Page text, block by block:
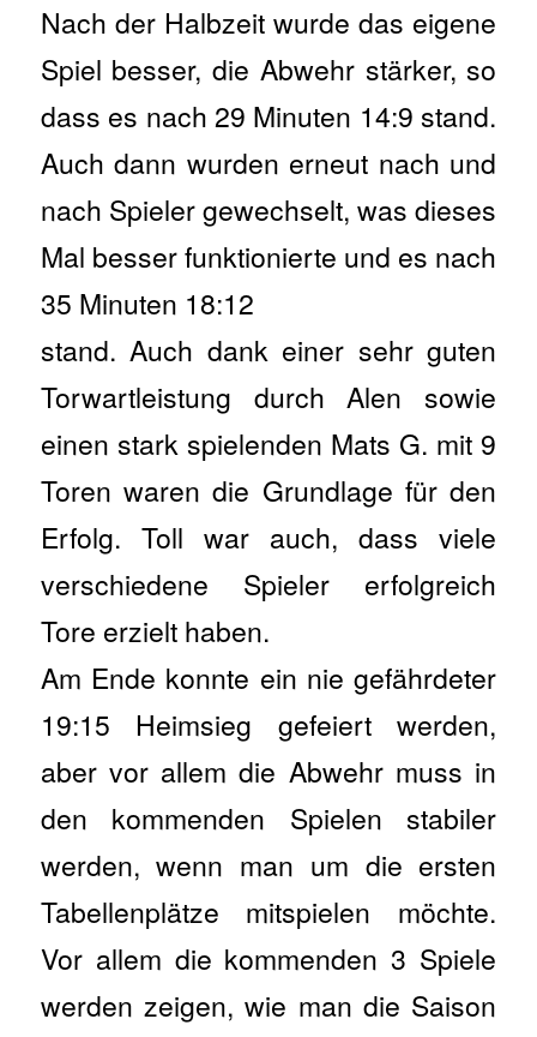
Nach der Halbzeit wurde das eigene
Spiel besser, die Abwehr stärker, so
dass es nach 29 Minuten 14:9 stand.
Auch dann wurden erneut nach und
nach Spieler gewechselt, was dieses
Mal besser funktionierte und es nach
35 Minuten 18:12
stand. Auch dank einer sehr guten
Torwartleistung durch Alen sowie
einen stark spielenden Mats G. mit 9
Toren waren die Grundlage für den
Erfolg. Toll war auch, dass viele
verschiedene Spieler erfolgreich
Tore erzielt haben.
Am Ende konnte ein nie gefährdeter
19:15 Heimsieg gefeiert werden,
aber vor allem die Abwehr muss in
den kommenden Spielen stabiler
werden, wenn man um die ersten
Tabellenplätze mitspielen möchte.
Vor allem die kommenden 3 Spiele
werden zeigen, wie man die Saison